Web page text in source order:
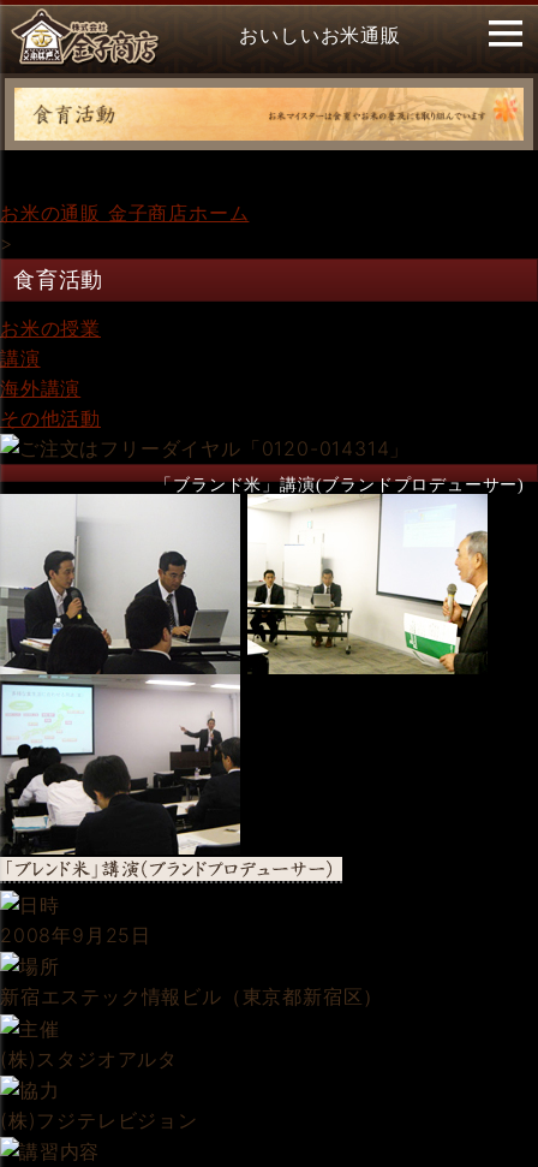
おいしいお米通販
お米の通販 金子商店ホーム
>
食育活動
お米の授業
講演
海外講演
その他活動
「ブランド米」講演(ブランドプロデューサー)
2008年9月25日
新宿エステック情報ビル（東京都新宿区）
(株)スタジオアルタ
(株)フジテレビジョン